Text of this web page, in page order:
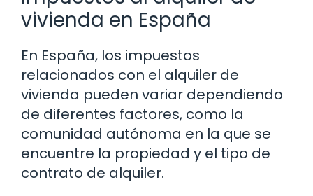
vivienda en España
En España, los impuestos
relacionados con el alquiler de
vivienda pueden variar dependiendo
de diferentes factores, como la
comunidad autónoma en la que se
encuentre la propiedad y el tipo de
contrato de alquiler.